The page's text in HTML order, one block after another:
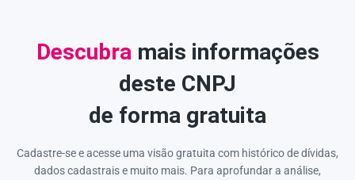
Descubramais informações
deste CNPJ
de forma gratuita
Cadastre-se e acesse uma visão gratuita com histórico de dívidas,
dados cadastrais e muito mais. Para aprofundar a análise,